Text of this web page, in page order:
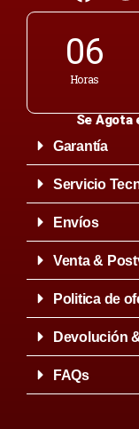
06
Horas
Se Agota
Garantía
Servicio
Envíos
Venta &
Politica de
Devolución
FAQs